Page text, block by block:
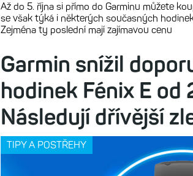
Až do 5. října si přímo do Garminu můžete
se však týká i některých současných
Zejména ty poslední mají zajímavou cenu
Garmin snížil
hodinek Fénix E od
Následují dřívější
TIPY A POSTŘEHY